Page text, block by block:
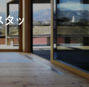
のブ ログ